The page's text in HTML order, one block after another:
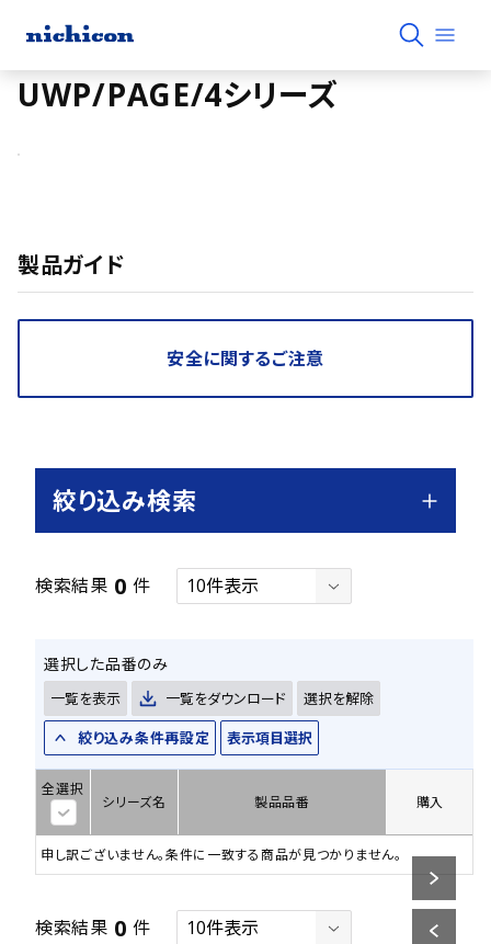
UWP/PAGE/4シリーズ
製品ガイド
安全に関するご注意
絞り込み検索
検索結果 0 件
選択した品番のみ
一覧を表示 一覧をダウンロード
選択を解除
絞り込み条件再設定
表示項目選択
全選択
シリーズ名 製品品番 購入
申し訳ございません。条件に一致する商品が見つかりません。
検索結果 0 件